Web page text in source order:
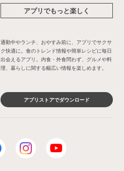
アプリでもっと楽しく
通勤中やランチ、おやすみ前に、アプリでサクサ
ク快適に。食のトレンド情報や簡単レシピに毎日
出会えるアプリ。内食・外食問わず、グルメや料
理、暮らしに関する幅広い情報を楽しめます。
アプリストアでダウンロード